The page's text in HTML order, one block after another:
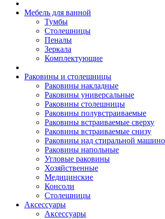
Мебель для ванной
Тумбы
Столешницы
Пеналы
Зеркала
Комплектующие
Раковины и столешницы
Раковины накладные
Раковины универсальные
Раковины столешницы
Раковины полувстраиваемые
Раковины встраиваемые сверху
Раковины встраиваемые снизу
Раковины над стиральной
Раковины напольные
Угловые раковины
Хозяйственные
Медицинские
Консоли
Столешницы
Аксессуары
Аксессуары